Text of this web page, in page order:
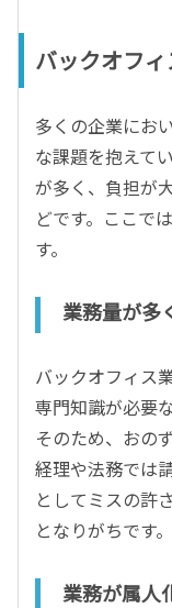
バックオフ
多くの企業にお
な課題を抱えて
が多く、負担が
どです。ここで
す。
業務量が多
バックオフィス
専門知識が必要
そのため、おの
経理や法務では
としてミスの許
となりがちです。
業務が属人